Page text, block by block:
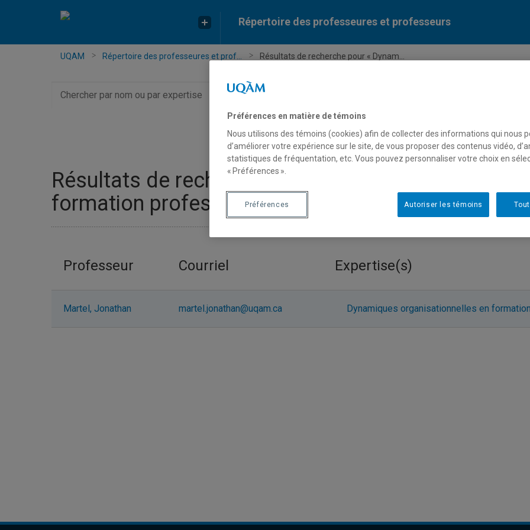
Répertoire des professeures et professeurs
UQAM Répertoire des professeures et prof... Résultats de recherche pour « Dynam...
par
Résultats de recherche pour « Dynamiques
formation professionnelle et technique »
Professeur Courriel Expertise(s)
Martel, Jonathan martel.jonathan@uqam.ca Dynamiques organisationnelles en
Préférences en matière de témoins
Nous utilisons des témoins (cookies) afin de collecter des informations qui nous
d’améliorer votre expérience sur le site, de vous proposer des contenus vidéo,
statistiques de fréquentation, etc. Vous pouvez personnaliser votre choix en
« Préférences ».
Autoriser les témoins
Préférences